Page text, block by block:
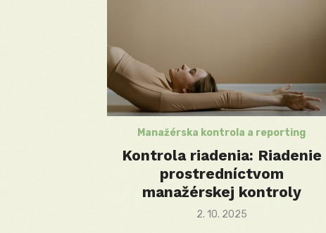
Manažérska kontrola a reporting
Kontrola riadenia: Riadenie
prostredníctvom
manažérskej kontroly
Posted
2. 10. 2025